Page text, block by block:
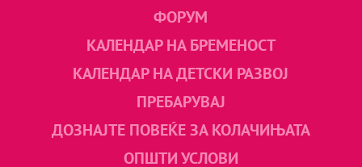
ФОРУМ
КАЛЕНДАР НА БРЕМЕНОСТ
КАЛЕНДАР НА ДЕТСКИ РАЗВОЈ
ПРЕБАРУВАЈ
ДОЗНАЈТЕ ПОВЕЌЕ ЗА КОЛАЧИЊАТА
ОПШТИ УСЛОВИ